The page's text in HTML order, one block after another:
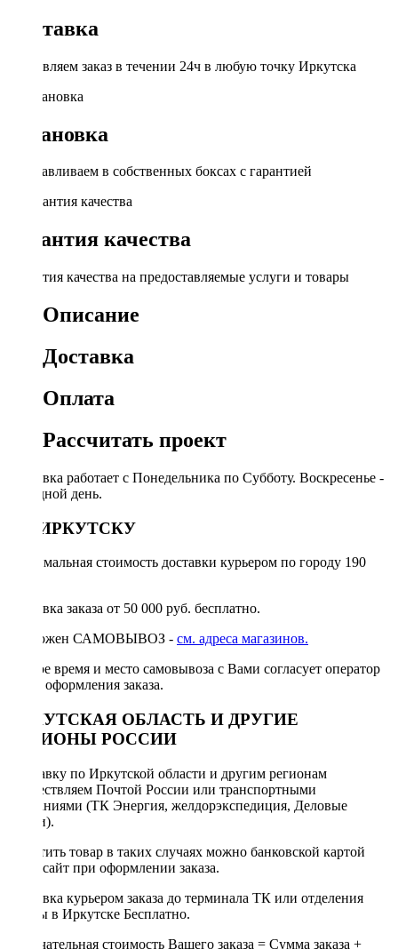
Доставка
Доставляем заказ в течении 24ч в любую точку Иркутска
Установка
Устанавливаем в собственных боксах с гарантией
Гарантия качества
Гарантия качества на предоставляемые услуги и товары
Описание
Доставка
Оплата
Рассчитать проект
Доставка работает с Понедельника по Субботу. Воскресенье -
выходной день.
ПО ИРКУТСКУ
Минимальная стоимость доставки курьером по городу 190
Доставка заказа от 50 000 руб. бесплатно.
Возможен САМОВЫВОЗ - см. адреса магазинов.
Точное время и место самовывоза с Вами согласует оператор
после оформления заказа.
ИРКУТСКАЯ ОБЛАСТЬ И ДРУГИЕ
РЕГИОНЫ РОССИИ
Отправку по Иркутской области и другим регионам
осуществляем Почтой России или транспортными
компаниями (ТК Энергия, желдорэкспедиция, Деловые
линии).
Оплатить товар в таких случаях можно банковской картой
через сайт при оформлении заказа.
Доставка курьером заказа до терминала ТК или отделения
Почты в Иркутске Бесплатно.
Окончательная стоимость Вашего заказа = Сумма заказа +